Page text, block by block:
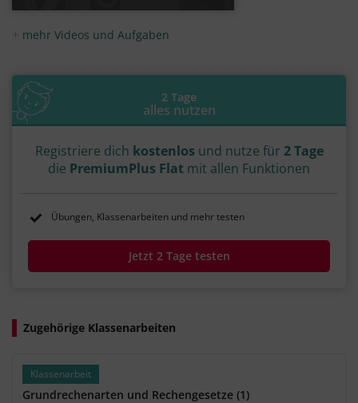
mehr Videos und Aufgaben
2 Tage
alles nutzen
Registriere dich kostenlos und nutze für 2 Tage
die PremiumPlus Flat mit allen Funktionen
Übungen, Klassenarbeiten und mehr testen
Jetzt 2 Tage testen
Zugehörige Klassenarbeiten
Klassenarbeit
Grundrechenarten und Rechengesetze (1)